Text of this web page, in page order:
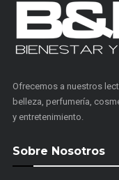
Ofrecemos a nuestros
belleza, perfumería,
y entretenimiento.
Sobre Nosotros